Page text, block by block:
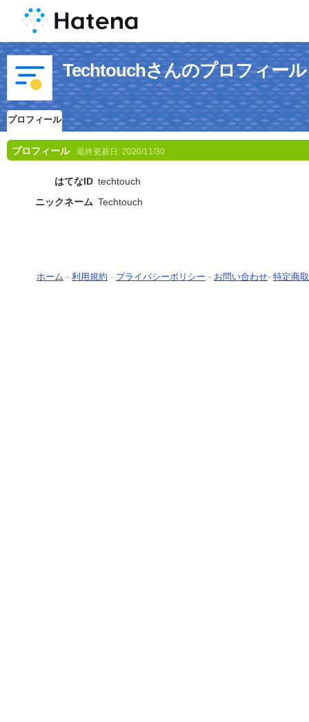
Techtouchさんのプロフィール
プロフィール
プロフィール 最終更新日: 2020/11/30
はてなID techtouch
ニックネーム Techtouch
ホーム - 利用規約 - プライバシーポリシー - お問い合わせ- 特定商